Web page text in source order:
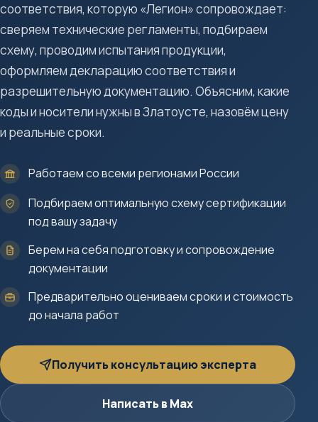
соответствия, которую «Легион» сопровождает:
сверяем технические регламенты, подбираем
схему, проводим испытания продукции,
оформляем декларацию соответствия и
разрешительную документацию. Объясним, какие
коды и носители нужны в Златоусте, назовём цену
и реальные сроки.
Работаем со всеми регионами России
Подбираем оптимальную схему сертификации
под вашу задачу
Берем на себя подготовку и сопровождение
документации
Предварительно оцениваем сроки и стоимость
до начала работ
Получить консультацию эксперта
Написать в Max